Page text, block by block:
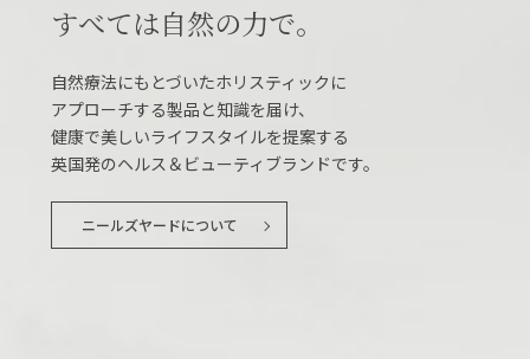
すべては自然の力で。
自然療法にもとづいたホリスティックに
アプローチする製品と知識を届け、
健康で美しいライフスタイルを提案する
英国発のヘルス＆ビューティブランドです。
ニールズヤードについて